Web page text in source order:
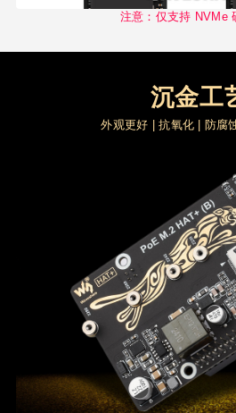
注意：仅支持 NVMe
沉金工
外观更好 | 抗氧化 | 防腐